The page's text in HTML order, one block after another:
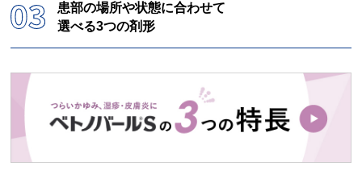
患部の場所や状態に合わせて
選べる3つの剤形